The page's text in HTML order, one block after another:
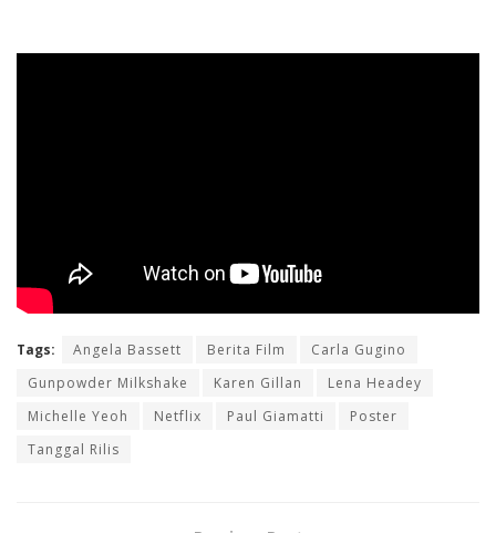
Tags: Angela Bassett Berita Film
Carla Gugino
Gunpowder Milkshake
Karen Gillan
Lena Headey
Michelle Yeoh
Netflix Paul Giamatti
Poster
Tanggal Rilis